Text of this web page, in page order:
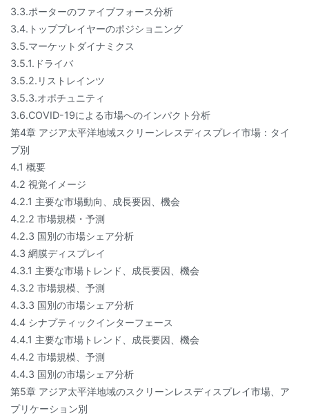
3.3.ポーターのファイブフォース分析
3.4.トッププレイヤーのポジショニング
3.5.マーケットダイナミクス
3.5.1.ドライバ
3.5.2.リストレインツ
3.5.3.オポチュニティ
3.6.COVID-19による市場へのインパクト分析
第4章 アジア太平洋地域スクリーンレスディスプレイ市場：タイ
プ別
4.1 概要
4.2 視覚イメージ
4.2.1 主要な市場動向、成長要因、機会
4.2.2 市場規模・予測
4.2.3 国別の市場シェア分析
4.3 網膜ディスプレイ
4.3.1 主要な市場トレンド、成長要因、機会
4.3.2 市場規模、予測
4.3.3 国別の市場シェア分析
4.4 シナプティックインターフェース
4.4.1 主要な市場トレンド、成長要因、機会
4.4.2 市場規模、予測
4.4.3 国別の市場シェア分析
第5章 アジア太平洋地域のスクリーンレスディスプレイ市場、ア
プリケーション別